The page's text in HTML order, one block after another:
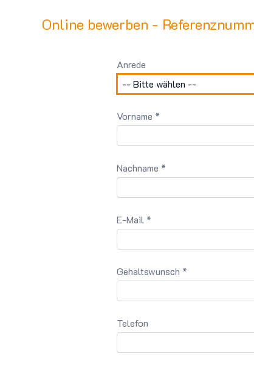
Online bewerben -
Anrede
Vorname *
Nachname *
E-Mail *
Gehaltswunsch *
Telefon